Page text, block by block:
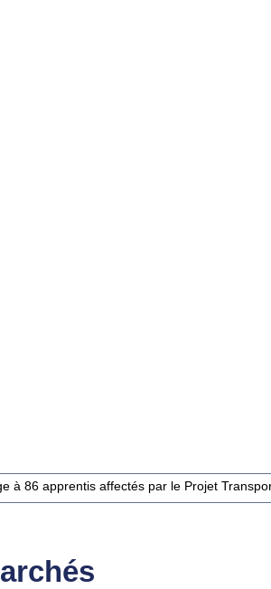
à 86 apprentis affectés par le Projet